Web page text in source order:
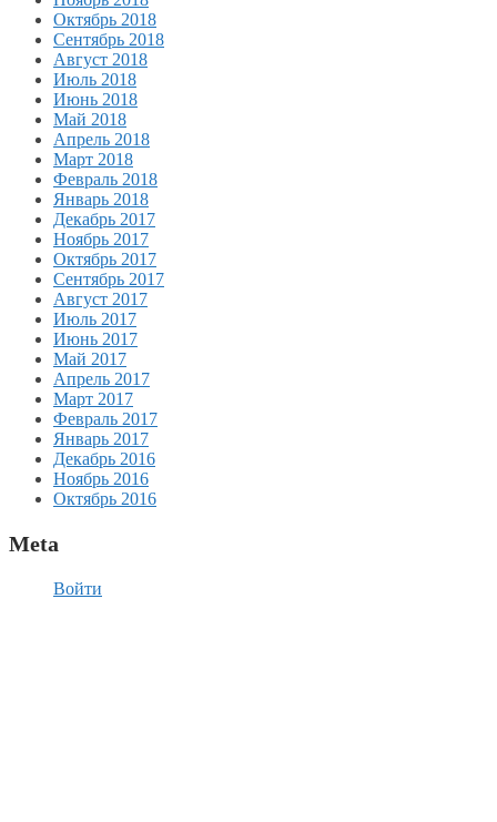
Октябрь 2018
Сентябрь 2018
Август 2018
Июль 2018
Июнь 2018
Май 2018
Апрель 2018
Март 2018
Февраль 2018
Январь 2018
Декабрь 2017
Ноябрь 2017
Октябрь 2017
Сентябрь 2017
Август 2017
Июль 2017
Июнь 2017
Май 2017
Апрель 2017
Март 2017
Февраль 2017
Январь 2017
Декабрь 2016
Ноябрь 2016
Октябрь 2016
Meta
Войти